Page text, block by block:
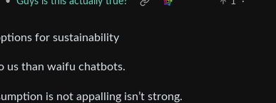
for sustainability
us than waifu chatbots.
is not appalling isn’t strong.